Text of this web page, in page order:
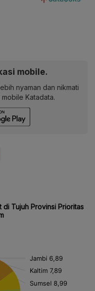
mobile.
nyaman dan nikmati
Katadata.